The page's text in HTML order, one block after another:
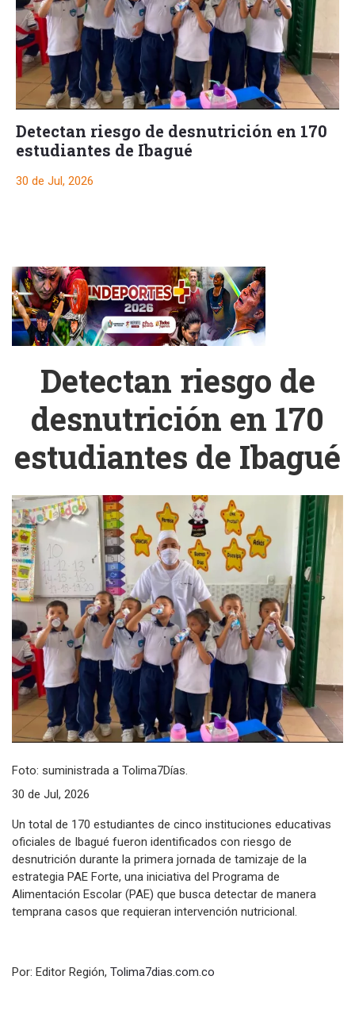
Detectan riesgo de desnutrición en 170
estudiantes de Ibagué
30 de Jul, 2026
Detectan riesgo de
desnutrición en 170
estudiantes de Ibagué
Foto: suministrada a Tolima7Días.
30 de Jul, 2026
Un total de 170 estudiantes de cinco instituciones educativas
oficiales de Ibagué fueron identificados con riesgo de
desnutrición durante la primera jornada de tamizaje de la
estrategia PAE Forte, una iniciativa del Programa de
Alimentación Escolar (PAE) que busca detectar de manera
temprana casos que requieran intervención nutricional.
Por: Editor Región, Tolima7dias.com.co